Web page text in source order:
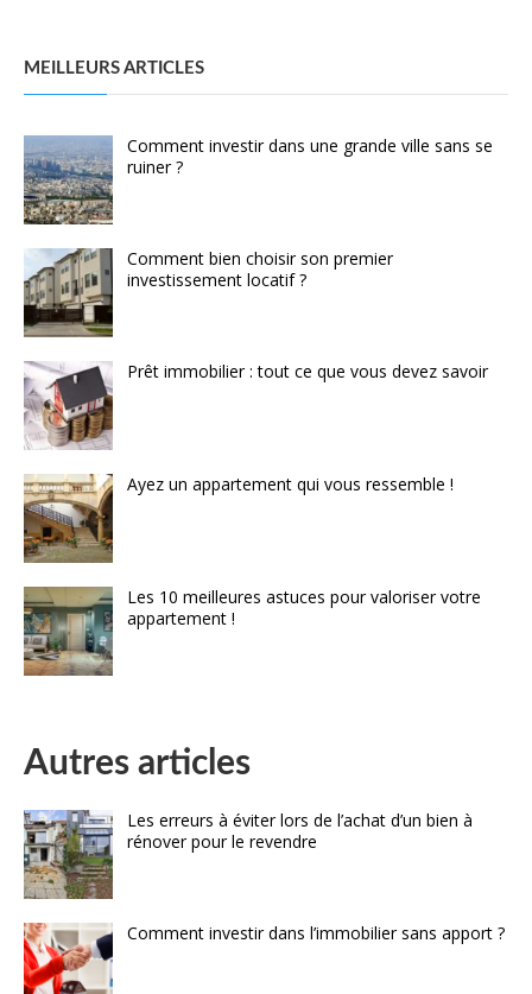
MEILLEURS ARTICLES
Comment investir dans une grande ville sans se
ruiner ?
Comment bien choisir son premier
investissement locatif ?
Prêt immobilier : tout ce que vous devez savoir
Ayez un appartement qui vous ressemble !
Les 10 meilleures astuces pour valoriser votre
appartement !
Autres articles
Les erreurs à éviter lors de l’achat d’un bien à
rénover pour le revendre
Comment investir dans l’immobilier sans apport ?